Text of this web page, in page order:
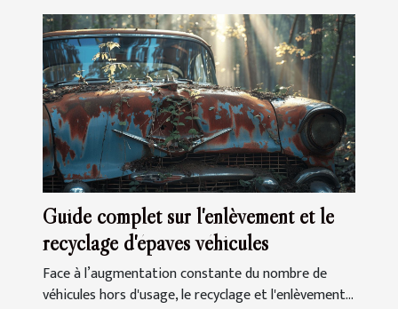
Guide complet sur l'enlèvement et le
recyclage d'épaves véhicules
Face à l’augmentation constante du nombre de
véhicules hors d'usage, le recyclage et l'enlèvement...